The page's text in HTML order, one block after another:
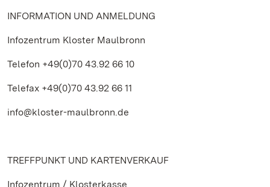
INFORMATION UND ANMELDUNG
Infozentrum Kloster Maulbronn
Telefon +49(0)70 43.92 66 10
Telefax +49(0)70 43.92 66 11
info@kloster-maulbronn.de
TREFFPUNKT UND KARTENVERKAUF
Infozentrum / Klosterkasse